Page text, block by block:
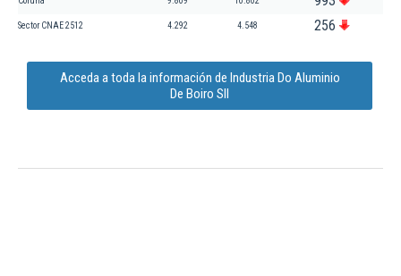
Sector CNAE 2512 4.292 4.548 256
Acceda a toda la información de Industria Do Aluminio
De Boiro Sll